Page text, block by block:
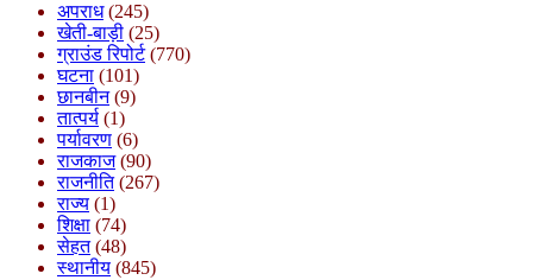
अपराध(245)
खेती-बाड़ी (25)
ग्राउंड रिपोर्ट(770)
घटना (101)
छानबीन(9)
तात्पर्य (1)
पर्यावरण (6)
राजकाज(90)
राजनीति(267)
राज्य (1)
शिक्षा (74)
सेहत(48)
स्थानीय (845)